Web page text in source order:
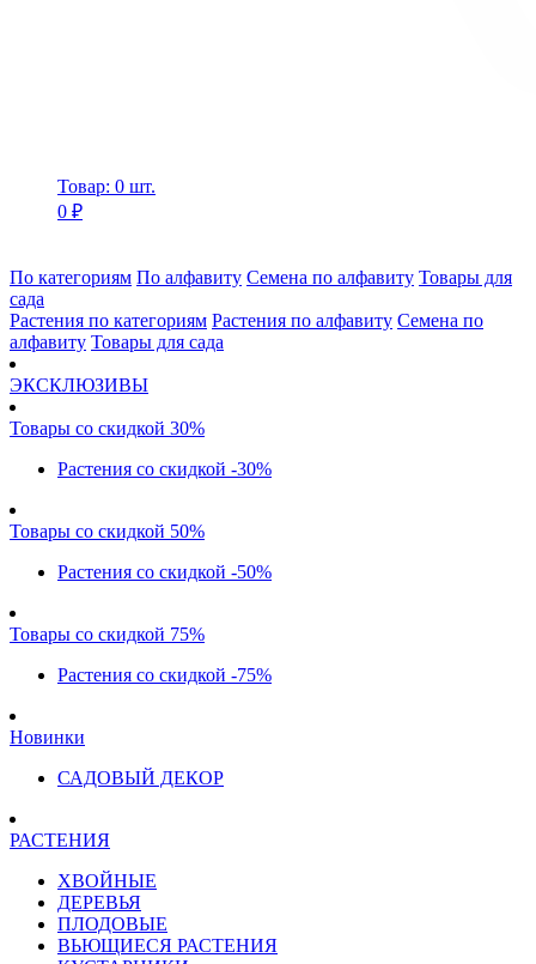
Товар: 0 шт.
0 ₽
По категориям По алфавиту Семена по алфавиту Товары для
сада
Растения по категориям Растения по алфавиту Семена по
алфавиту Товары для сада
ЭКСКЛЮЗИВЫ
Товары со скидкой 30%
Растения со скидкой -30%
Товары со скидкой 50%
Растения со скидкой -50%
Товары со скидкой 75%
Растения со скидкой -75%
Новинки
САДОВЫЙ ДЕКОР
РАСТЕНИЯ
ХВОЙНЫЕ
ДЕРЕВЬЯ
ПЛОДОВЫЕ
ВЬЮЩИЕСЯ РАСТЕНИЯ